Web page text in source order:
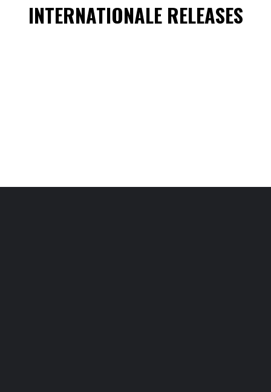
INTERNATIONALE RELEASES